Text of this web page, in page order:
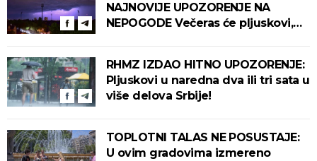
NAJNOVIJE UPOZORENJE NA
NEPOGODE Večeras će pljuskovi,
RHMZ IZDAO HITNO UPOZORENJE:
Pljuskovi u naredna dva ili tri sata u
više delova Srbije!
TOPLOTNI TALAS NE POSUSTAJE:
U ovim gradovima izmereno